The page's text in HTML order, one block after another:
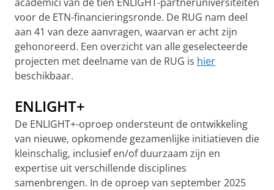
voor de ETN-financieringsronde. De RUG nam deel
aan 41 van deze aanvragen, waarvan er acht zijn
gehonoreerd. Een overzicht van alle geselecteerde
projecten met deelname van de RUG is hier
beschikbaar.
ENLIGHT+
De ENLIGHT+-oproep ondersteunt de ontwikkeling
van nieuwe, opkomende gezamenlijke initiatieven die
kleinschalig, inclusief en/of duurzaam zijn en
expertise uit verschillende disciplines
samenbrengen. In de oproep van september 2025